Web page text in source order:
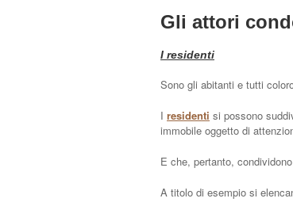
Gli attori
I residenti
Sono gli abitanti e tutti
I residenti si possono
immobile oggetto di
E che, pertanto,
A titolo di esempio si